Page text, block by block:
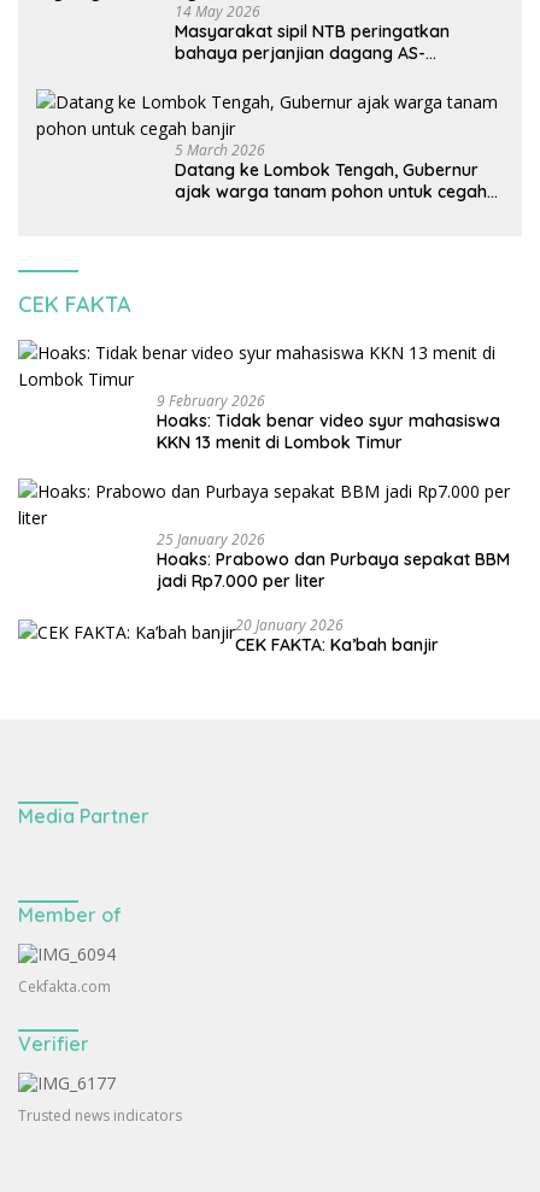
14 May 2026
Masyarakat sipil NTB peringatkan
bahaya perjanjian dagang AS-
korbankan lingkungan dan warga lokal
5 March 2026
Datang ke Lombok Tengah, Gubernur
ajak warga tanam pohon untuk cegah
CEK FAKTA
9 February 2026
Hoaks: Tidak benar video syur mahasiswa
KKN 13 menit di Lombok Timur
25 January 2026
Hoaks: Prabowo dan Purbaya sepakat BBM
jadi Rp7.000 per liter
20 January 2026
CEK FAKTA: Ka’bah banjir
Media Partner
Member of
Cekfakta.com
Verifier
Trusted news indicators